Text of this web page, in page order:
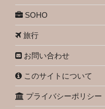
SOHO
旅行
お問い合わせ
このサイトについて
プライバシーポリシー